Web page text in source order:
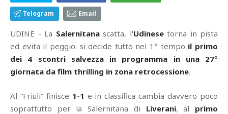
Telegram Email
UDINE - La Salernitanascatta, l'Udinesetorna in pista
ed evita il peggio: si decide tutto nel 1° tempo il primo
dei 4 scontri salvezza in programma in una 27°
giornata da film thrilling in zona retrocessione.
Al “Friuli” finisce 1-1 e in classifica cambia davvero poco
soprattutto per la Salernitana di Liverani, al primo